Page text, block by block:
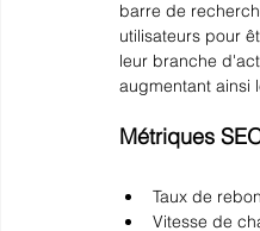
barre de
utilisateurs pour
leur branche
augmentant ainsi
Métriques
Taux de
Vitesse de